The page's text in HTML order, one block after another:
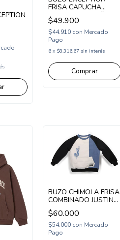
FRISA CAPUCHA
ESTAPA 1971 NIÑO
(EX26HPOL3)
$49.900
$44.910 con Mercado
Pago
6 x $8.316,67 sin interés
Comprar
BUZO CHIMOLA FRISA
COMBINADO JUSTIN
(CH26SW26)
$60.000
$54.000 con Mercado
Pago